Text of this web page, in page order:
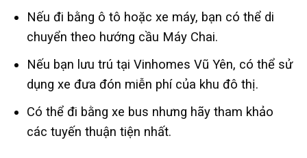
Nếu đi bằng ô tô hoặc xe máy, bạn có thể di
chuyển theo hướng cầu Máy Chai.
Nếu bạn lưu trú tại Vinhomes Vũ Yên, có thể sử
dụng xe đưa đón miễn phí của khu đô thị.
Có thể đi bằng xe bus nhưng hãy tham khảo
các tuyến thuận tiện nhất.